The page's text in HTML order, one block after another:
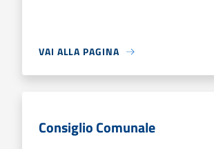
VAI ALLA PAGINA
Consiglio Comunale